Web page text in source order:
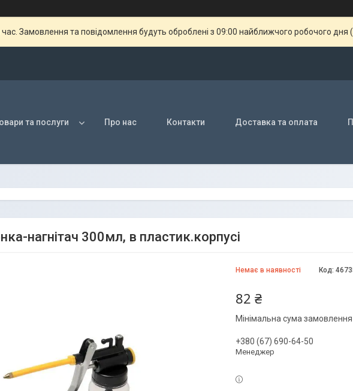
Замовлення та повідомлення будуть оброблені з 09:00 найближчого робочого дня
та послуги Про нас Контакти Доставка та оплата
нагнітач 300мл, в пластик.корпусі
Немає в наявності Код:
82 ₴
Мінімальна сума
+380 (67) 690-64-50
Менеджер